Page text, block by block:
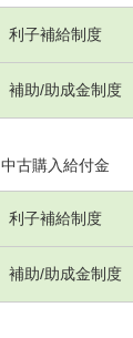
利子補給制度
補助/助成金制度
中古購入給付金
利子補給制度
補助/助成金制度